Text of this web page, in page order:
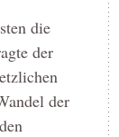
die
der
der